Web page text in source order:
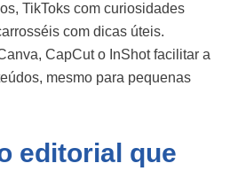
TikToks com curiosidades
com dicas úteis.
, CapCuto InShotfacilitar a
mesmo para pequenas
editorial que